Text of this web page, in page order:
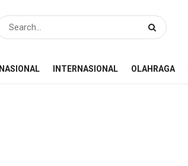
NASIONAL INTERNASIONAL OLAHRAGA